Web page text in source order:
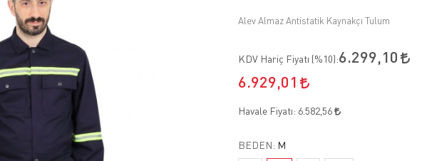
Alev Almaz Antistatik Kaynakçı Tulum
KDV Hariç Fiyatı (%10):6.299,10
6.929,01
Havale Fiyatı: 6.582,56
BEDEN: M